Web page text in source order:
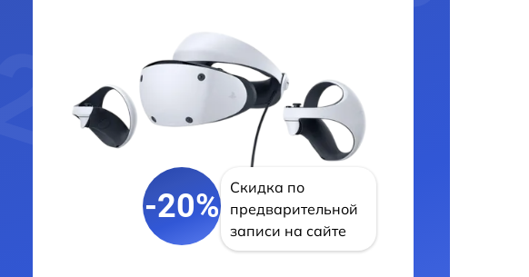
-20%
Скидка по
предварительной
записи на сайте